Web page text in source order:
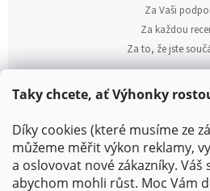
Taky chcete, ať Výhonky
Díky cookies (které musíme ze
můžeme měřit výkon reklamy,
a oslovovat nové zákazníky. Váš
abychom mohli růst. Moc Vám
Za Vaši
Za každou
Za to, že jste